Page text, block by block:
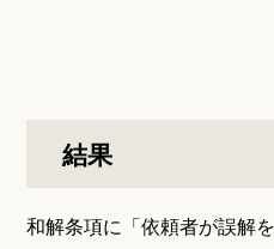
結果
和解条項に「依頼者が誤解